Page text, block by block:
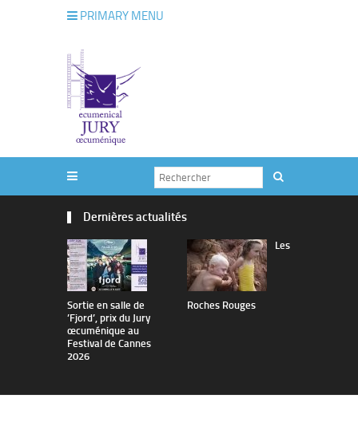
PRIMARY MENU
Dernières actualités
Sortie en salle de
’Fjord’, prix du Jury
œcuménique au
Festival de Cannes
2026
Les
Roches Rouges